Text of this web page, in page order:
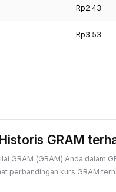
Rp2.43
Rp3.53
GRAM
GRAM (GRAM) Anda dalam
perbandingan kurs GRAM